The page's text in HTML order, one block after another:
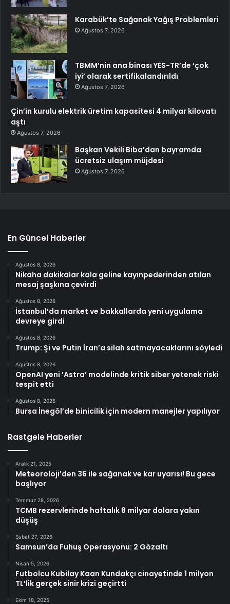
Karabük’te Sağanak Yağış Problemleri
Ağustos 7, 2026
TBMM’nin ana binası YES-TR’de ‘çok
iyi’ olarak sertifikalandırıldı
Ağustos 7, 2026
Çin’in kurulu elektrik üretim kapasitesi 4 milyar kilovatı
aştı
Ağustos 7, 2026
Başkan Vekili Biba’dan bayramda
ücretsiz ulaşım müjdesi
Ağustos 7, 2026
En Güncel Haberler
Ağustos 8, 2026
Nikaha dakikalar kala geline kayınpederinden atılan
mesaj şaşkına çevirdi
Ağustos 8, 2026
İstanbul’da market ve bakkallarda yeni uygulama
devreye girdi
Ağustos 8, 2026
Trump: Şi ve Putin İran’a silah satmayacaklarını söyledi
Ağustos 8, 2026
OpenAI yeni ’Astra’ modelinde kritik siber yetenek riski
tespit etti
Ağustos 8, 2026
Bursa İnegöl’de binicilik için modern manejler yapılıyor
Rastgele Haberler
Aralık 21, 2025
Meteoroloji’den 36 ile sağanak ve kar uyarısı! Bu gece
başlıyor
Temmuz 28, 2026
TCMB rezervlerinde haftalık 8 milyar dolara yakın
düşüş
Şubat 27, 2026
Samsun’da Fuhuş Operasyonu: 2 Gözaltı
Nisan 5, 2026
Futbolcu Kubilay Kaan Kundakçı cinayetinde 1 milyon
TL’lik gerçek sinir krizi geçirtti
Ekim 18, 2025